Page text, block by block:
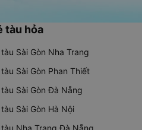
tàu hỏa
tàu Sài Gòn Nha Trang
tàu Sài Gòn Phan Thiết
tàu Sài Gòn Đà Nẵng
tàu Sài Gòn Hà Nội